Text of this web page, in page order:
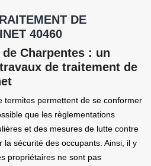
DE
40460
Charpentes : un
de traitement de
termites permettent de se conformer
que les règlementations
et des mesures de lutte contre
la sécurité des occupants. Ainsi, il y
propriétaires ne sont pas